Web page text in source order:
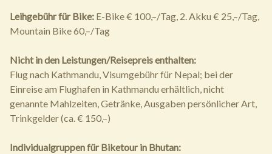
Leihgebühr für Bike: E-Bike € 100,–/Tag, 2. Akku € 25,–/Tag,
Mountain Bike 60,–/Tag
Nicht in den Leistungen/Reisepreis enthalten:
Flug nach Kathmandu, Visumgebühr für Nepal; bei der
Einreise am Flughafen in Kathmandu erhältlich, nicht
genannte Mahlzeiten, Getränke, Ausgaben persönlicher Art,
Trinkgelder (ca. € 150,–)
Individualgruppen für Biketour in Bhutan: